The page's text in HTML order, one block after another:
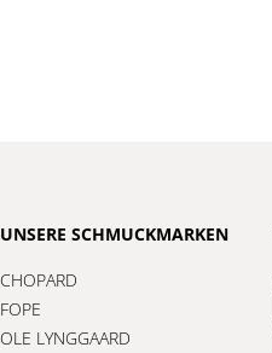
UNSERE SCHMUCKMARKEN
CHOPARD
FOPE
OLE LYNGGAARD